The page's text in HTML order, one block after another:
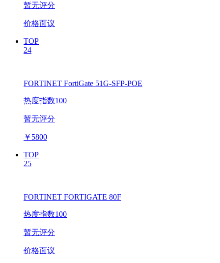
暂无评分
价格面议
TOP
24
FORTINET FortiGate 51G-SFP-POE
热度指数100
暂无评分
￥ 5800
TOP
25
FORTINET FORTIGATE 80F
热度指数100
暂无评分
价格面议